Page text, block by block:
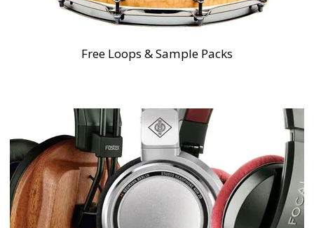
Free Loops & Sample Packs